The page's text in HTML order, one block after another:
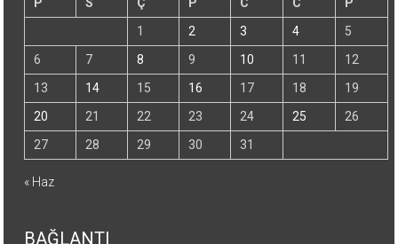
1
2 3 4
5
6
7 8 9 10 11
12
13
14 15 16 17 18
19
20
21 22 23 24 25
26
27
28 29 30 31
« Haz
BAĞLANTI